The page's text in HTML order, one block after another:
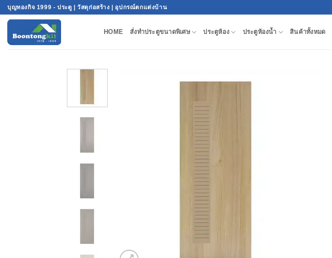
บุญทองกิจ 1999 - ประตู | วัสดุก่อสร้าง | อุปกรณ์ตกแต่งบ้าน
HOME สั่งทำประตูขนาดพิเศษ ประตูห้อง ประตูห้องน้ำ สินค้าทั้งหมด